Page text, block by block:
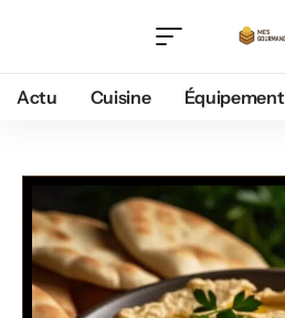
Actu Cuisine Équipement